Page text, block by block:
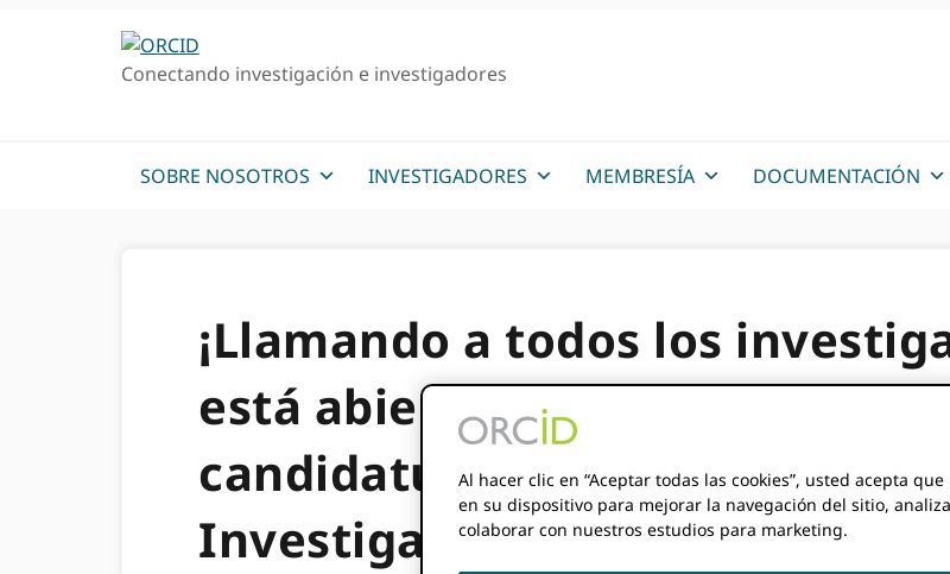
Conectando investigación e investigadores
SOBRE NOSOTROS INVESTIGADORES MEMBRESÍA DOCUMENTACIÓN
¡Llamando a todos los
está abierto el plazo de
candidaturas para el Consejo
Investigadores.
Al hacer clic en “Aceptar todas las cookies”, usted acepta
en su dispositivo para mejorar la navegación del sitio,
colaborar con nuestros estudios para marketing.